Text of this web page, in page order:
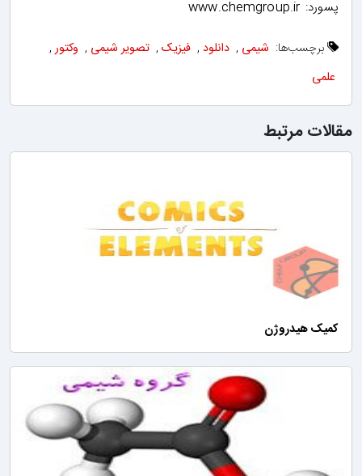
پسورد: www.chemgroup.ir
برچسب‌ها: شیمی , دانلود , فیزیک , تصویر شیمی , وکتور ,
علمی
مقالات مرتبط
کمیک هیدروژن